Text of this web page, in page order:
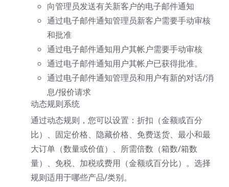
向管理员发送有关新客户的电子邮件通知
通过电子邮件通知管理员新客户需要手动审核
和批准
通过电子邮件通知用户其帐户需要手动审核
通过电子邮件通知用户其帐户已获得批准。
通过电子邮件通知管理员和用户有新的对话/消
息/报价请求
动态规则系统
通过动态规则，您可以设置：折扣（金额或百分
比）、固定价格、隐藏价格、免费送货、最小和最
大订单（数量或价值）、所需倍数（箱数/箱数
量）、免税、加税或费用（金额或百分比）。选择
规则适用于哪些产品/类别。